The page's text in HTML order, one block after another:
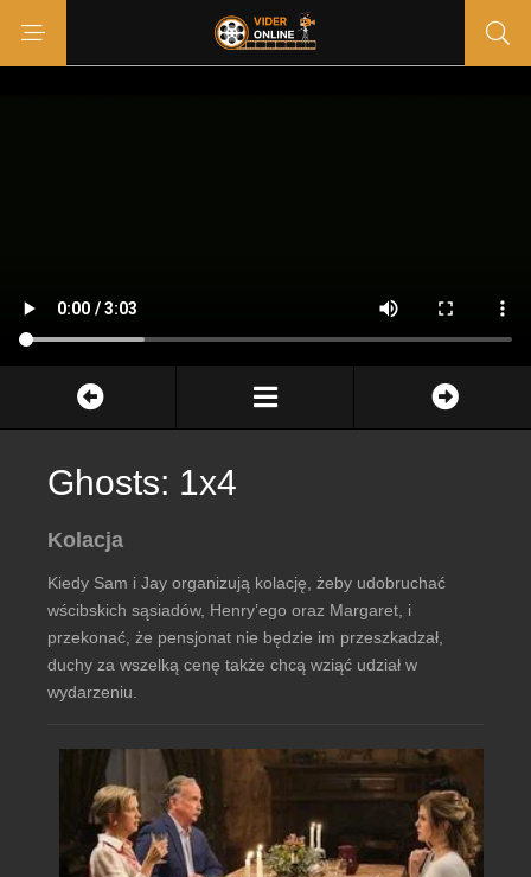
Ghosts: 1x4
Kolacja
Kiedy Sam i Jay organizują kolację, żeby udobruchać
wścibskich sąsiadów, Henry’ego oraz Margaret, i
przekonać, że pensjonat nie będzie im przeszkadzał,
duchy za wszelką cenę także chcą wziąć udział w
wydarzeniu.